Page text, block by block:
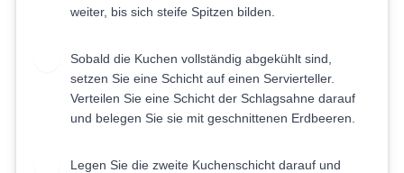
weiter, bis sich steife Spitzen bilden.
Sobald die Kuchen vollständig abgekühlt sind,
setzen Sie eine Schicht auf einen Servierteller.
Verteilen Sie eine Schicht der Schlagsahne darauf
und belegen Sie sie mit geschnittenen Erdbeeren.
Legen Sie die zweite Kuchenschicht darauf und